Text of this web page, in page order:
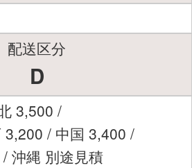
配送区分
D
3,500 /
3,200 / 中国 3,400 /
沖縄 別途見積